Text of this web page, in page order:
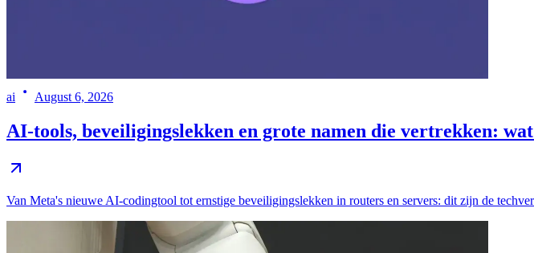
ai August 6, 2026
AI-tools, beveiligingslekken en grote namen die vertrekken:
Van Meta's nieuwe AI-codingtool tot ernstige beveiligingslekken in routers en servers: dit zijn de